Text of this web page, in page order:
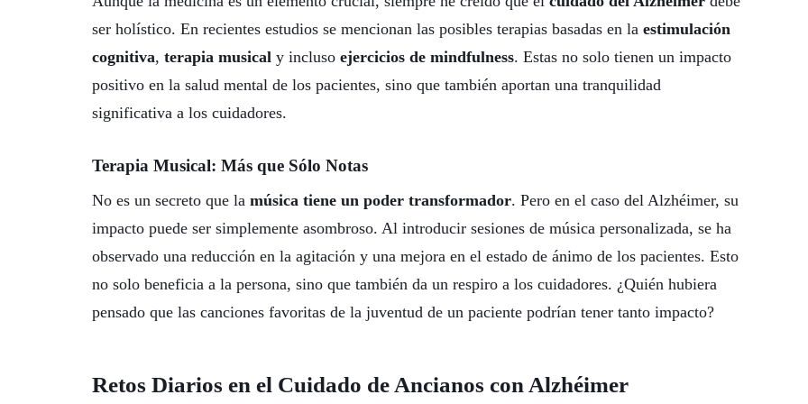
ser holístico. En recientes estudios se mencionan las posibles terapias basadas en la estimulación
cognitiva, terapia musical y incluso ejercicios de mindfulness. Estas no solo tienen un impacto
positivo en la salud mental de los pacientes, sino que también aportan una tranquilidad
significativa a los cuidadores.
Terapia Musical: Más que Sólo Notas
No es un secreto que la música tiene un poder transformador. Pero en el caso del Alzhéimer, su
impacto puede ser simplemente asombroso. Al introducir sesiones de música personalizada, se ha
observado una reducción en la agitación y una mejora en el estado de ánimo de los pacientes. Esto
no solo beneficia a la persona, sino que también da un respiro a los cuidadores. ¿Quién hubiera
pensado que las canciones favoritas de la juventud de un paciente podrían tener tanto impacto?
Retos Diarios en el Cuidado de Ancianos con Alzhéimer